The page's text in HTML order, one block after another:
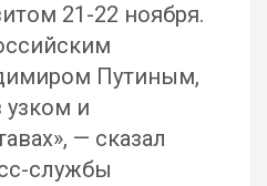
21-22 ноября.
Путиным,
узком и
— сказал
службы